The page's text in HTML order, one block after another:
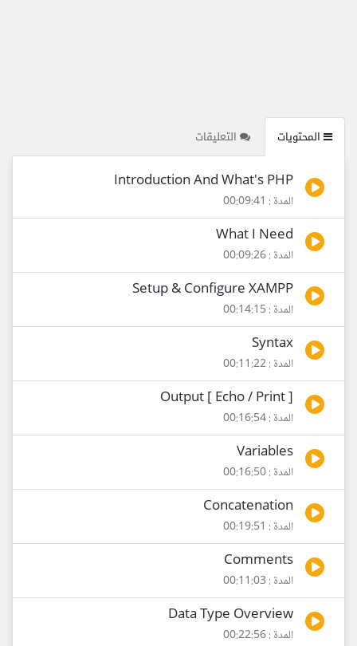
المحتويات التعليقات
Introduction And What's PHP
المدة : 00:09:41
What I Need
المدة : 00:09:26
Setup & Configure XAMPP
المدة : 00:14:15
Syntax
المدة : 00:11:22
Output [ Echo / Print ]
المدة : 00:16:54
Variables
المدة : 00:16:50
Concatenation
المدة : 00:19:51
Comments
المدة : 00:11:03
Data Type Overview
المدة : 00:22:56